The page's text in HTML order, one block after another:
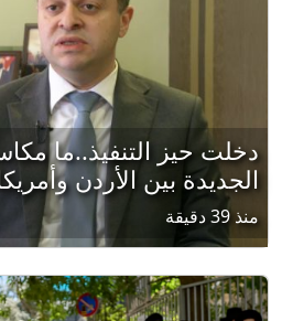
دخلت حيز التنفيذ..ما
الجديدة بين الأردن
منذ 39 دقيقة